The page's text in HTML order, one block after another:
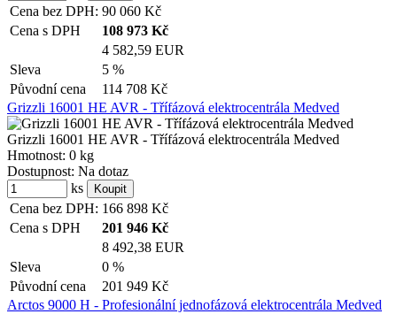
Cena bez DPH: 90 060 Kč
Cena s DPH
108 973 Kč
4 582,59 EUR
Sleva
5 %
Původní cena
114 708 Kč
Grizzli 16001 HE AVR - Třífázová elektrocentrála Medved
Grizzli 16001 HE AVR - Třífázová elektrocentrála Medved
Hmotnost: 0 kg
Dostupnost: Na dotaz
ks
Cena bez DPH: 166 898 Kč
Cena s DPH
201 946 Kč
8 492,38 EUR
Sleva
0 %
Původní cena
201 949 Kč
Arctos 9000 H - Profesionální jednofázová elektrocentrála Medved